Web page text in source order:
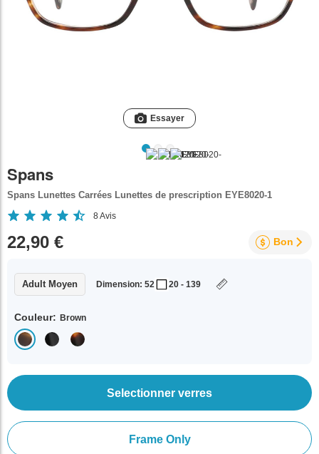
Essayer
Spans
Spans Lunettes Carrées Lunettes de prescription EYE8020-1
8Avis
22,90 € Bon
Adult Moyen Dimension: 52 20 - 139
Couleur: Brown
Selectionner verres
Frame Only